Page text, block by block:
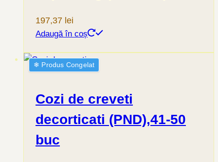
197,37 lei
Adaugă în coș
❄︎ Produs Congelat
Cozi de creveti
decorticati (PND),41-50
buc